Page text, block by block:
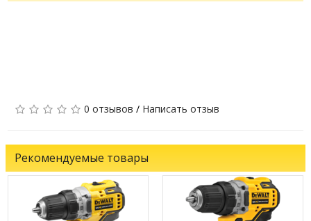
0 отзывов / Написать отзыв
Рекомендуемые товары